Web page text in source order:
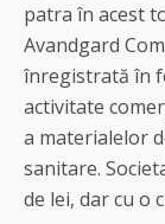
patra în acest
Avandgard
înregistrată în
activitate
a materialelor
sanitare.
de lei, dar cu o